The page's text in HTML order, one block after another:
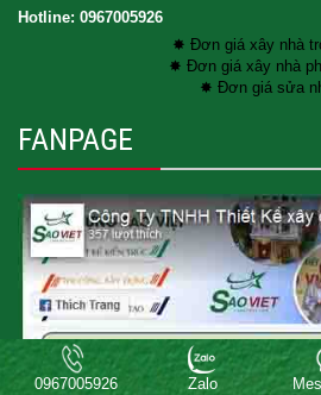
Hotline: 0967005926
✸ Đơn giá xây nhà
✸ Đơn giá xây nhà
✸ Đơn giá sửa
FANPAGE
Copyright® 2017 XAY DUNG SAO VIET
0967005926 Zalo